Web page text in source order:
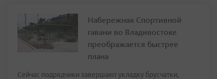
Набережная Спортивной
гавани во Владивостоке
преображается быстрее
плана
Сейчас подрядчики завершают укладку брусчатки,